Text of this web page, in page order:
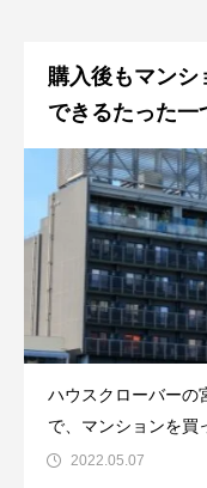
購入後もマンシ
できるたった一
ハウスクローバーの
で、マンションを買
してほしいと思う人
2022.05.07